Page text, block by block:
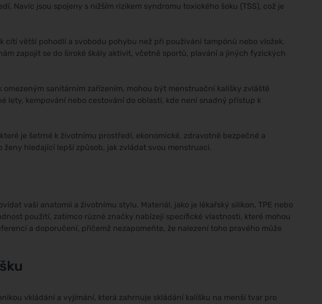
Navíc jsou spojeny s nižším rizikem syndromu toxického šoku (TSS), což je
cítí větší pohodlí a svobodu pohybu než při používání tampónů nebo vložek.
zapojit se do široké škály aktivit, včetně sportů, plavání a jiných fyzických
sanitárním zařízením, mohou být menstruační kalíšky zvláště
lety, kempování nebo cestování do oblastí, kde není snadný přístup k
je šetrné k životnímu prostředí, ekonomické, zdravotně bezpečné a
hledající lepší způsob, jak zvládat svou menstruaci.
vaší anatomii a životnímu stylu. Materiál, jako je lékařský silikon, TPE nebo
použití, zatímco různé značky nabízejí specifické vlastnosti, které mohou
a doporučení, přičemž nezapomeňte, že nalezení toho pravého může
vkládání a vyjímání, která zahrnuje skládání kalíšku na menší tvar pro